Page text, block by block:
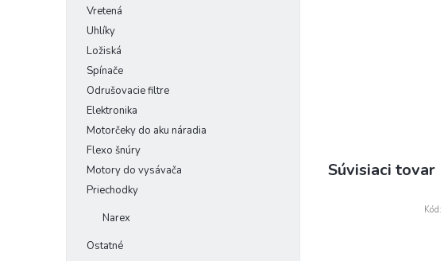
Vretená
Uhlíky
Ložiská
Spínače
Odrušovacie filtre
Elektronika
Motorčeky do aku náradia
Flexo šnúry
Motory do vysávača
Priechodky
Narex
Ostatné
Súvisiaci tovar
Kód: